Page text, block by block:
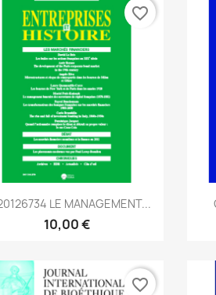
Aperçu rapide
LE MANAGEMENT...
10,00 €
favorite_border
favorite_border